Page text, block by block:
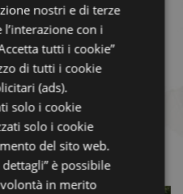
nostri e di terze
con i
tutti i cookie”
di tutti i cookie
(ads).
solo i cookie
solo i cookie
del sito web.
è possibile
in merito